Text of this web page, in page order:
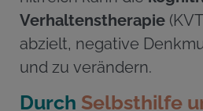
Verhaltenstherapie
abzielt, negative
und zu verändern.
Durch Selbsthilfe